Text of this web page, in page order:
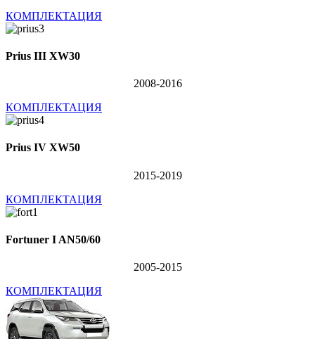
КОМПЛЕКТАЦИЯ
Prius III XW30
2008-2016
КОМПЛЕКТАЦИЯ
Prius IV XW50
2015-2019
КОМПЛЕКТАЦИЯ
Fortuner I AN50/60
2005-2015
КОМПЛЕКТАЦИЯ